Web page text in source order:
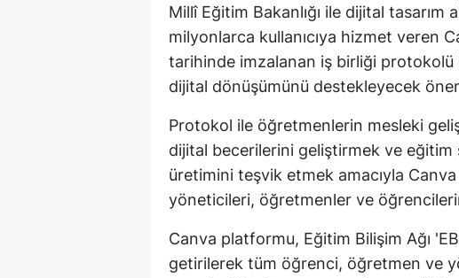
Millî Eğitim Bakanlığı ile dijital tasarım
milyonlarca kullanıcıya hizmet veren
tarihinde imzalanan iş birliği protokolü
dijital dönüşümünü destekleyecek
Protokol ile öğretmenlerin mesleki
dijital becerilerini geliştirmek ve
üretimini teşvik etmek amacıyla
yöneticileri, öğretmenler ve
Canva platformu, Eğitim Bilişim Ağı
getirilerek tüm öğrenci, öğretmen ve